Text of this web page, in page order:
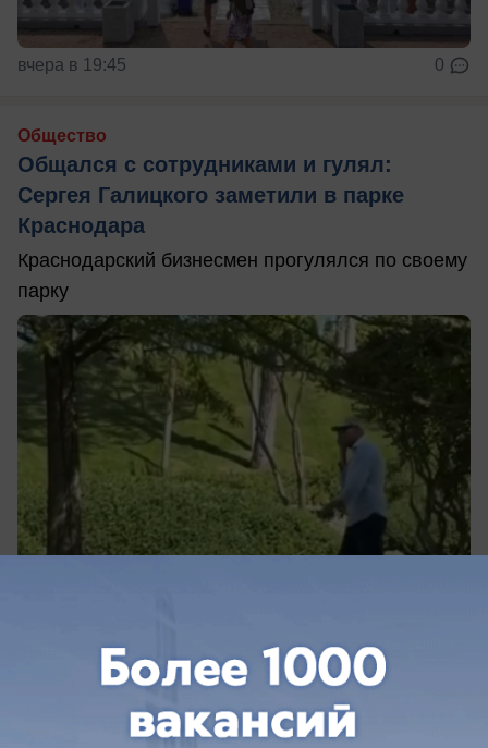
вчера в 19:45 0
Общество
Общался с сотрудниками и гулял:
Сергея Галицкого заметили в парке
Краснодара
Краснодарский бизнесмен прогулялся по своему
парку
вчера в 17:51
Хочу сказать